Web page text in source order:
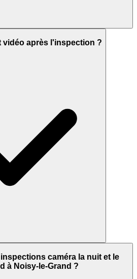
vidéo après l'inspection ?
caméra la nuit et le
à Noisy-le-Grand ?